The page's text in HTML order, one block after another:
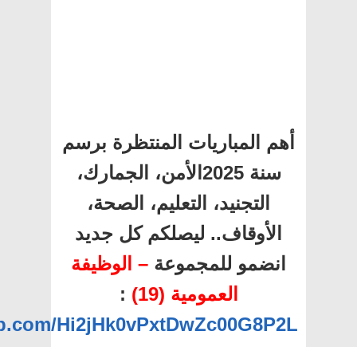
أهم المباريات المنتظرة برسم
سنة 2025الأمن، الجمارك،
التجنيد، التعليم، الصحة،
الأوقاف.. ليصلكم كل جديد
انضمو للمجموعة – الوظيفة
العمومية (19)
:
Hi2jHk0vPxtDwZc00G8P2L